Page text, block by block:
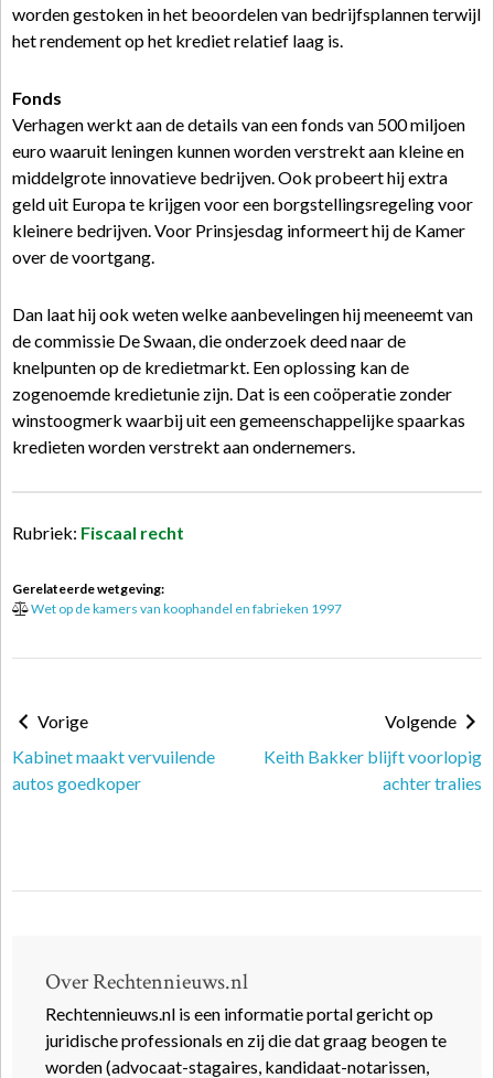
worden gestoken in het beoordelen van bedrijfsplannen terwijl
het rendement op het krediet relatief laag is.
Fonds
Verhagen werkt aan de details van een fonds van 500 miljoen
euro waaruit leningen kunnen worden verstrekt aan kleine en
middelgrote innovatieve bedrijven. Ook probeert hij extra
geld uit Europa te krijgen voor een borgstellingsregeling voor
kleinere bedrijven. Voor Prinsjesdag informeert hij de Kamer
over de voortgang.
Dan laat hij ook weten welke aanbevelingen hij meeneemt van
de commissie De Swaan, die onderzoek deed naar de
knelpunten op de kredietmarkt. Een oplossing kan de
zogenoemde kredietunie zijn. Dat is een coöperatie zonder
winstoogmerk waarbij uit een gemeenschappelijke spaarkas
kredieten worden verstrekt aan ondernemers.
Rubriek: Fiscaal recht
Gerelateerde wetgeving:
Wet op de kamers van koophandel en fabrieken 1997
Vorige
Kabinet maakt vervuilende
autos goedkoper
Volgende
Keith Bakker blijft voorlopig
achter tralies
Over Rechtennieuws.nl
Rechtennieuws.nl is een informatie portal gericht op
juridische professionals en zij die dat graag beogen te
worden (advocaat-stagaires, kandidaat-notarissen,